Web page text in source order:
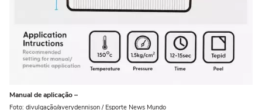
Manual de aplicação –
Foto: divulgação/averydennison / Esporte News Mundo